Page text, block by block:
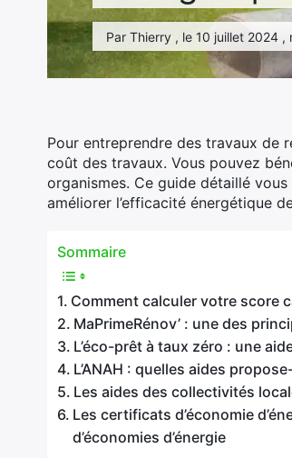
Par Thierry , le 10 juillet 2024
Pour entreprendre des travaux de
coût des travaux. Vous pouvez
organismes. Ce guide détaillé
améliorer l’efficacité énergétique
Sommaire
Comment calculer votre score
MaPrimeRénov’ : une des
L’éco-prêt à taux zéro : une
L’ANAH : quelles aides
Les aides des collectivités
Les certificats d’économie
d’économies d’énergie